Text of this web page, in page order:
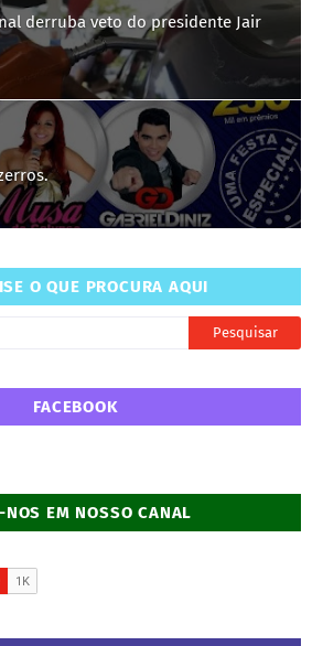
derruba veto do presidente Jair
O QUE PROCURA AQUI
FACEBOOK
NOS EM NOSSO CANAL